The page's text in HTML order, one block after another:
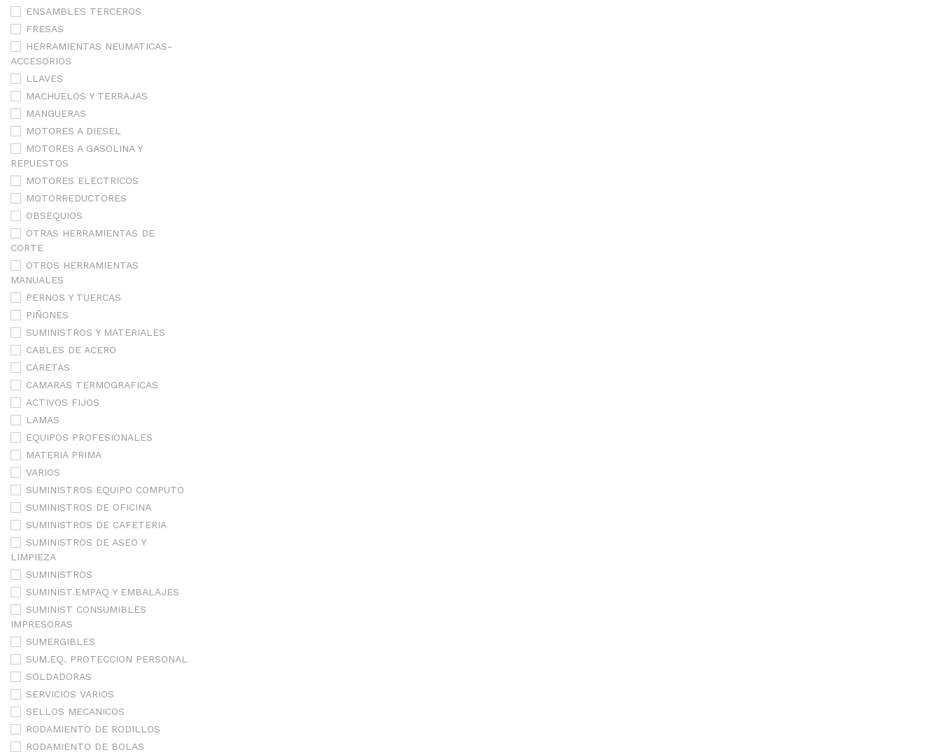
ENSAMBLES TERCEROS
FRESAS
HERRAMIENTAS NEUMATICAS-
ACCESORIOS
LLAVES
MACHUELOS Y TERRAJAS
MANGUERAS
MOTORES A DIESEL
MOTORES A GASOLINA Y
REPUESTOS
MOTORES ELECTRICOS
MOTORREDUCTORES
OBSEQUIOS
OTRAS HERRAMIENTAS DE
CORTE
OTROS HERRAMIENTAS
MANUALES
PERNOS Y TUERCAS
PIÑONES
SUMINISTROS Y MATERIALES
CABLES DE ACERO
CARETAS
CAMARAS TERMOGRAFICAS
ACTIVOS FIJOS
LAMAS
EQUIPOS PROFESIONALES
MATERIA PRIMA
VARIOS
SUMINISTROS EQUIPO COMPUTO
SUMINISTROS DE OFICINA
SUMINISTROS DE CAFETERIA
SUMINISTROS DE ASEO Y
LIMPIEZA
SUMINISTROS
SUMINIST.EMPAQ Y EMBALAJES
SUMINIST CONSUMIBLES
IMPRESORAS
SUMERGIBLES
SUM.EQ. PROTECCION PERSONAL
SOLDADORAS
SERVICIOS VARIOS
SELLOS MECANICOS
RODAMIENTO DE RODILLOS
RODAMIENTO DE BOLAS